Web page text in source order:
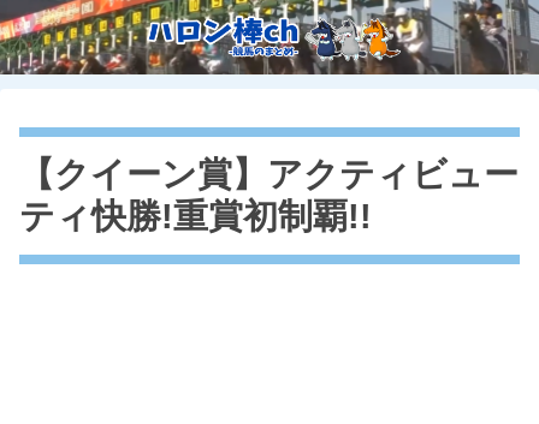
【クイーン賞】アクティビュー
ティ快勝!重賞初制覇!!